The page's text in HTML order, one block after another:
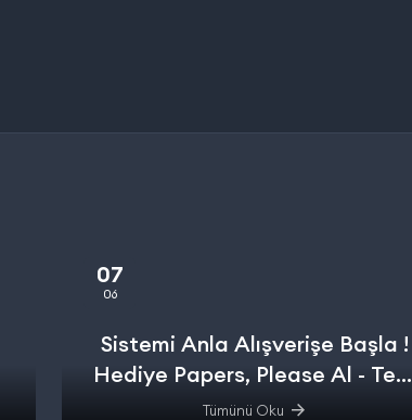
07
06
Sistemi Anla Alışverişe Başla !
Hediye Papers, Please Al - Test
Et - Alışverişe başla.
Tümünü Oku